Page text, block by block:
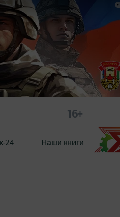
16+
24 Наши книги